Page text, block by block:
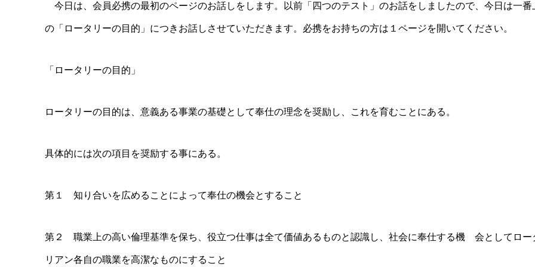
今日は、会員必携の最初のページのお話しをします。以前「四つのテスト」のお話をしましたので、今日は一番
の「ロータリーの目的」につきお話しさせていただきます。必携をお持ちの方は１ページを開いてください。
「ロータリーの目的」
ロータリーの目的は、意義ある事業の基礎として奉仕の理念を奨励し、これを育むことにある。
具体的には次の項目を奨励する事にある。
第１ 知り合いを広めることによって奉仕の機会とすること
第２ 職業上の高い倫理基準を保ち、役立つ仕事は全て価値あるものと認識し、社会に奉仕する機 会としてロー
リアン各自の職業を高潔なものにすること